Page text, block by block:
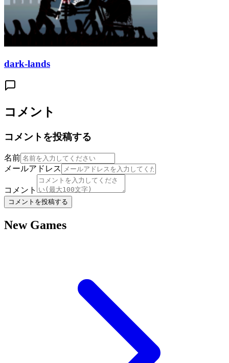
dark-lands
コメント
コメントを投稿する
名前
メールアドレス
コメント
コメントを投稿する
New Games